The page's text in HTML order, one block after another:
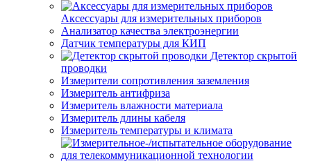
Аксессуары для измерительных приборов
Анализатор качества электроэнергии
Датчик температуры для КИП
Детектор скрытой
проводки
Измерители сопротивления заземления
Измеритель антифриза
Измеритель влажности материала
Измеритель длины кабеля
Измеритель температуры и климата